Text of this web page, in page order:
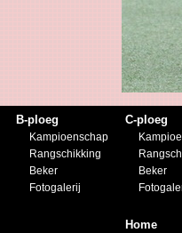
B-ploeg
Kampioenschap
Rangschikking
Beker
Fotogalerij
C-ploeg
Beker
Home